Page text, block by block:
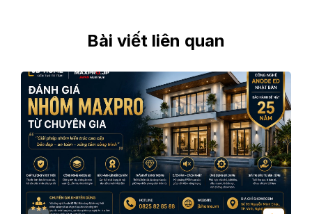
Bài viết liên quan